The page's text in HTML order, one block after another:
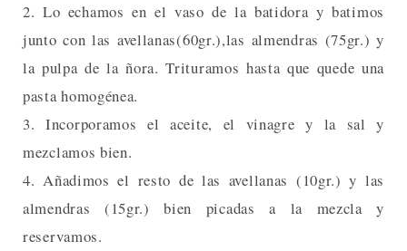
2. Lo echamos en el vaso de la batidora y batimos
junto con las avellanas(60gr.),las almendras (75gr.) y
la pulpa de la ñora. Trituramos hasta que quede una
pasta homogénea.
3. Incorporamos el aceite, el vinagre y la sal y
mezclamos bien.
4. Añadimos el resto de las avellanas (10gr.) y las
almendras (15gr.) bien picadas a la mezcla y
reservamos.